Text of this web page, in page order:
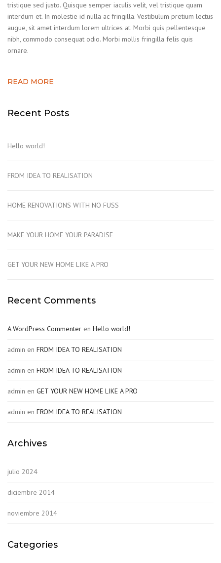
tristique sed justo. Quisque semper iaculis velit, vel tristique quam
interdum et. In molestie id nulla ac fringilla. Vestibulum pretium lectus
augue, sit amet interdum lorem ultrices at. Morbi quis pellentesque
nibh, commodo consequat odio. Morbi mollis fringilla felis quis
ornare.
READ MORE
Recent Posts
Hello world!
FROM IDEA TO REALISATION
HOME RENOVATIONS WITH NO FUSS
MAKE YOUR HOME YOUR PARADISE
GET YOUR NEW HOME LIKE A PRO
Recent Comments
A WordPress Commenter en Hello world!
admin en FROM IDEA TO REALISATION
admin en FROM IDEA TO REALISATION
admin en GET YOUR NEW HOME LIKE A PRO
admin en FROM IDEA TO REALISATION
Archives
julio 2024
diciembre 2014
noviembre 2014
Categories